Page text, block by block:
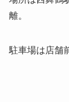
離。
駐車場は店舗